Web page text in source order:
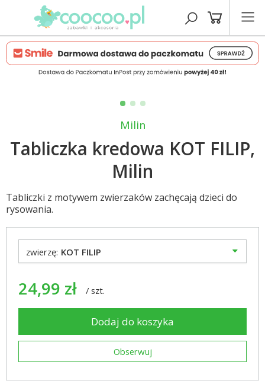
Milin
Tabliczka kredowa KOT FILIP,
Milin
Tabliczki z motywem zwierzaków zachęcają dzieci do
rysowania.
zwierzę: KOT FILIP
24,99 zł / szt.
Dodaj do koszyka
Obserwuj